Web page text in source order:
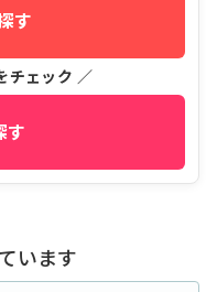
す
チェック ／
す
います